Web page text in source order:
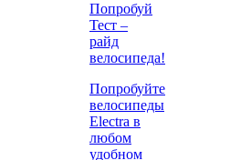
Попробуй
Тест –
райд
велосипеда!
Попробуйте
велосипеды
Electra в
любом
удобном